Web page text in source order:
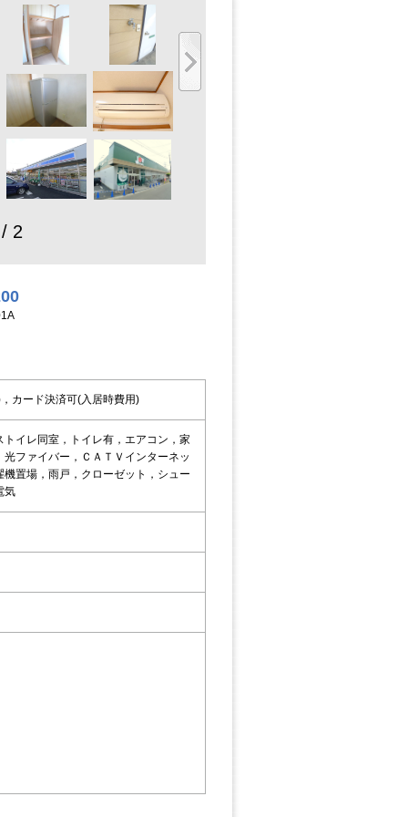
2
カード決済可(入居時費用)
イレ同室，トイレ有，エアコン，家
ファイバー，ＣＡＴＶインターネッ
置場，雨戸，クローゼット，シュー
気